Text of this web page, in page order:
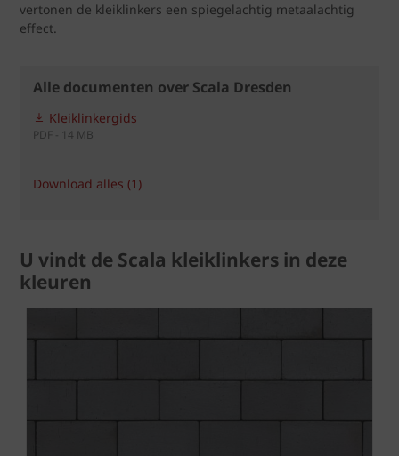
vertonen de kleiklinkers een spiegelachtig metaalachtig
effect.
Alle documenten over Scala Dresden
Kleiklinkergids
PDF - 14 MB
Download alles (1)
U vindt de Scala kleiklinkers in deze
kleuren